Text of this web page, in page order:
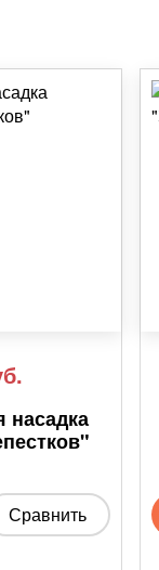
насадка
Сравнить